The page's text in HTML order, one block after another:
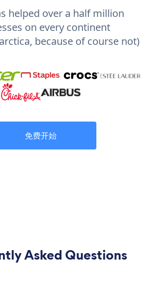
helped over a half million
on every continent
because of course not)
免费开始
Asked Questions